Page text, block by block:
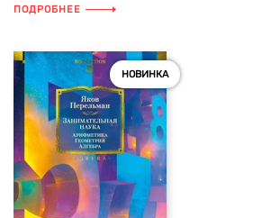
ПОДРОБНЕЕ
НОВИНКА